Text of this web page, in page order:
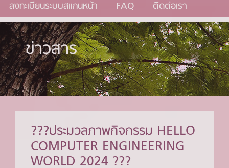
ลงทะเบียนระบบสแกนหน้า
FAQ ติดต่อเรา
ข่าวสาร
???ประมวลภาพกิจกรรม HELLO
COMPUTER ENGINEERING
WORLD 2024 ???